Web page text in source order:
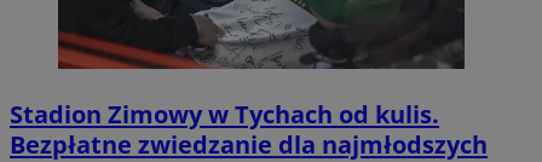
Stadion Zimowy w Tychach od kulis.
Bezpłatne zwiedzanie dla najmłodszych